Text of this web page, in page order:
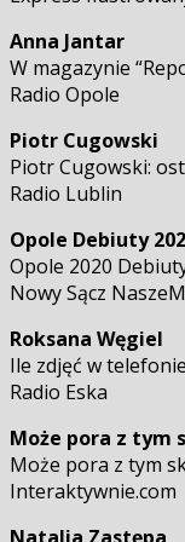
Anna Jantar
W magazynie
Radio Opole
Piotr Cugowski
Piotr Cugowski:
Radio Lublin
Opole Debiuty
Opole 2020
Nowy Sącz
Roksana Węgiel
Ile zdjęć w
Radio Eska
Może pora z tym
Może pora z tym
Interaktywnie.com